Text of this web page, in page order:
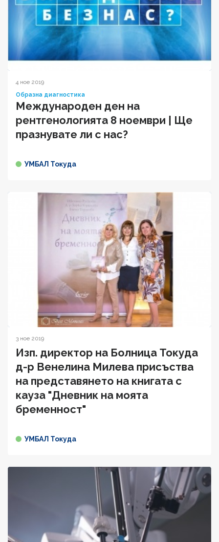
4 ное 2019
Образна диагностика
Международен ден на
рентгенологията 8 ноември | Ще
празнувате ли с нас?
УМБАЛ Токуда
3 ное 2019
Изп. директор на Болница Токуда
д-р Венелина Милева присъства
на представянето на книгата с
кауза "Дневник на моята
бременност"
УМБАЛ Токуда